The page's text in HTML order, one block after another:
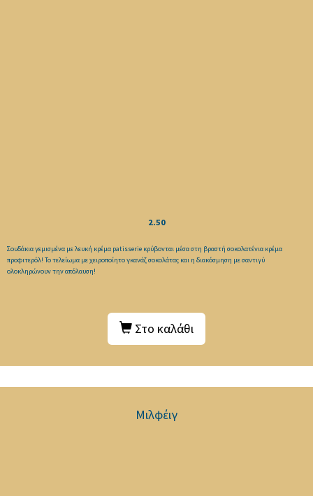
2.50
Σουδάκια γεμισμένα με λευκή κρέμα patisserie κρύβονται μέσα στη βραστή σοκολατένια κρέμα
προφιτερόλ! Το τελείωμα με χειροποίητο γκανάζ σοκολάτας και η διακόσμηση με σαντιγύ
ολοκληρώνουν την απόλαυση!
Στο καλάθι
Μιλφέιγ